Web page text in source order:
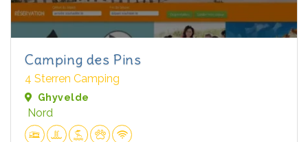
Camping des Pins
4 Sterren Camping
Ghyvelde
Nord